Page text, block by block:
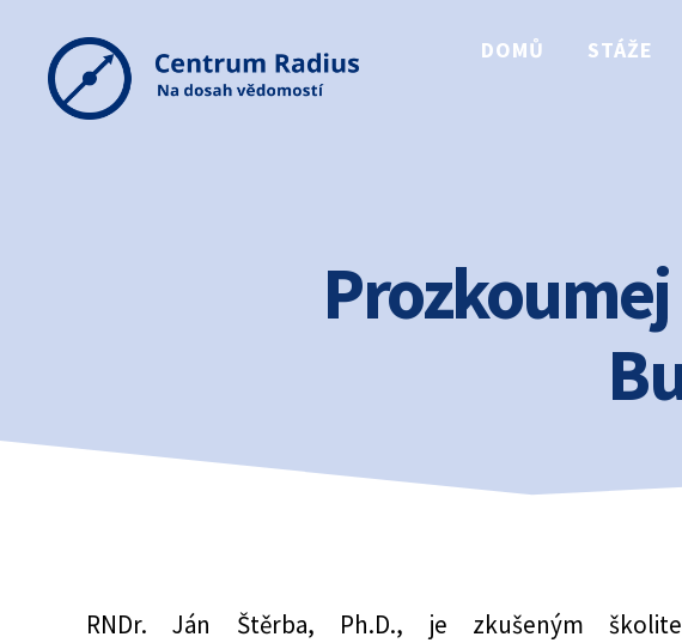
DOMŮ STÁŽE
RNDr. Ján Štěrba, Ph.D., je zkušeným